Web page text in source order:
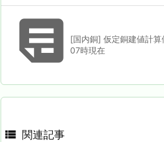
[国内銅] 仮定銅建値計
07時現在
 関連記事